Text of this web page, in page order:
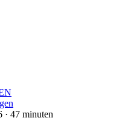
· 47 minuten